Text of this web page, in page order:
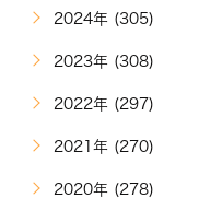
2024年 (305)
2023年 (308)
2022年 (297)
2021年 (270)
2020年 (278)